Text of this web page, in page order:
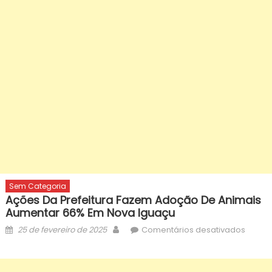
Sem Categoria
Ações Da Prefeitura Fazem Adoção De Animais
Aumentar 66% Em Nova Iguaçu
Posted
25 de fevereiro de 2025 AuthorComentários desativadosem
da